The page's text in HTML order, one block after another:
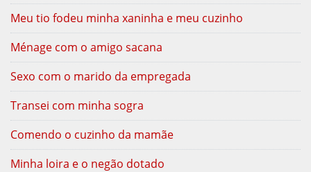
Meu tio fodeu minha xaninha e meu cuzinho
Ménage com o amigo sacana
Sexo com o marido da empregada
Transei com minha sogra
Comendo o cuzinho da mamãe
Minha loira e o negão dotado